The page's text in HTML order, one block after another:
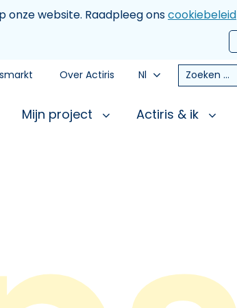
website. Raadpleeg onscookiebeleid
Over Actiris Nl Zoeken
Mijn project Actiris & ik